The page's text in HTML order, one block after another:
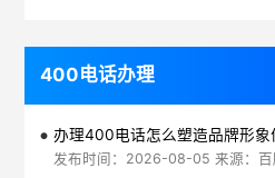
400电话办理
发布时间：2026-08-05 来源：百